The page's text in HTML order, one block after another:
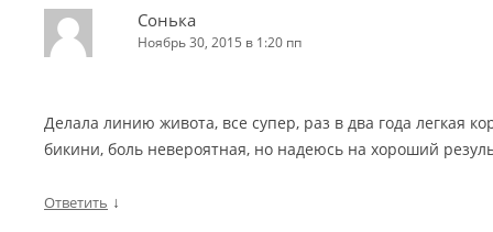
Сонька
Ноябрь 30, 2015 в 1:20 пп
Делала линию живота, все супер, раз в два года легкая
бикини, боль невероятная, но надеюсь на хороший
Ответить ↓